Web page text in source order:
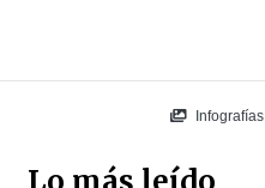
Infografías